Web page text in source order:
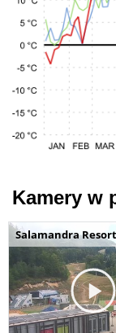
Kamery w
Salamandra